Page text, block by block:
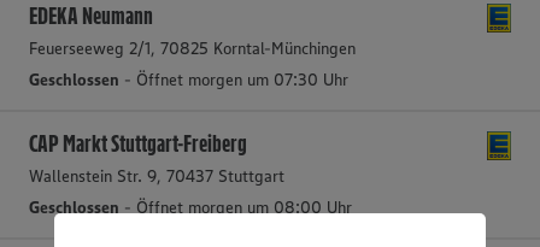
EDEKA Neumann
Feuerseeweg 2/1, 70825 Korntal-Münchingen
Geschlossen - Öffnet morgen um 07:30 Uhr
CAP Markt Stuttgart-Freiberg
Wallenstein Str. 9, 70437 Stuttgart
Geschlossen - Öffnet morgen um 08:00 Uhr